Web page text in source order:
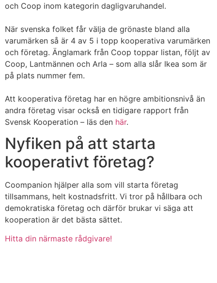
och Coop inom kategorin dagligvaruhandel.
När svenska folket får välja de grönaste bland alla
varumärken så är 4 av 5 i topp kooperativa varumärken
och företag. Änglamark från Coop toppar listan, följt av
Coop, Lantmännen och Arla – som alla slår Ikea som är
på plats nummer fem.
Att kooperativa företag har en högre ambitionsnivå än
andra företag visar också en tidigare rapport från
Svensk Kooperation – läs den här.
Nyfiken på att starta
kooperativt företag?
Coompanion hjälper alla som vill starta företag
tillsammans, helt kostnadsfritt. Vi tror på hållbara och
demokratiska företag och därför brukar vi säga att
kooperation är det bästa sättet.
Hitta din närmaste rådgivare!